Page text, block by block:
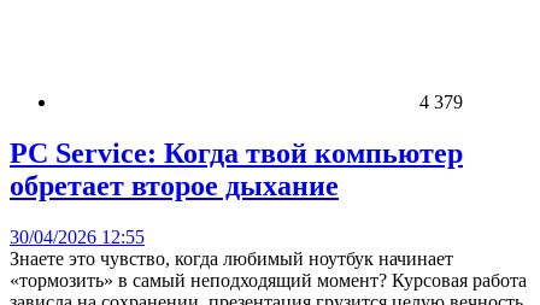
4 379
PC Service: Когда твой компьютер
обретает второе дыхание
30/04/2026 12:55
Знаете это чувство, когда любимый ноутбук начинает
«тормозить» в самый неподходящий момент? Курсовая работа